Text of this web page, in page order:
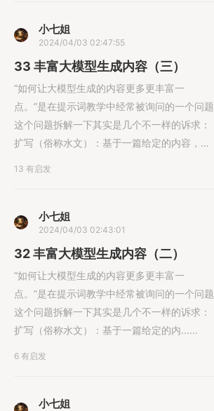
小七姐
2024/04/03 02:47:55
33 丰富大模型生成内容（三）
“如何让大模型生成的内容更多更丰富一
点。”是在提示词教学中经常被询问的一个问题
这个问题拆解一下其实是几个不一样的诉求：
扩写（俗称水文）：基于一篇给定的内容，进
13 有启发
小七姐
2024/04/03 02:43:01
32 丰富大模型生成内容（二）
“如何让大模型生成的内容更多更丰富一
点。”是在提示词教学中经常被询问的一个问题
这个问题拆解一下其实是几个不一样的诉求：
扩写（俗称水文）：基于一篇给定的内......
6 有启发
小七姐